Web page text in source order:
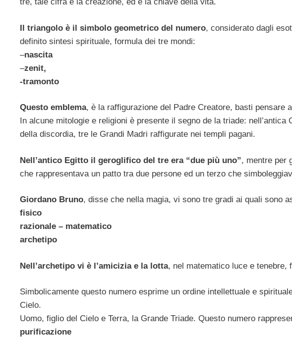
Il triangolo è il simbolo geometrico del numero, considerato dagli
definito sintesi spirituale, formula dei tre mondi:
–nascita
–zenit,
-tramonto
Questo emblema, è la raffigurazione del Padre Creatore, basti pensare
In alcune mitologie e religioni è presente il segno de la triade:
della discordia, tre le Grandi Madri raffigurate nei templi pagani.
Nell’antico Egitto il geroglifico del tre era “due più uno”, mentre per
che rappresentava un patto tra due persone ed un terzo che
Giordano Bruno, disse che nella magia, vi sono tre gradi ai quali sono
fisico
razionale – matematico
archetipo
Nell’archetipo vi è l’amicizia e la lotta, nel matematico luce e tenebre,
Simbolicamente questo numero esprime un ordine intellettuale e
Cielo.
Uomo, figlio del Cielo e Terra, la Grande Triade. Questo numero
purificazione